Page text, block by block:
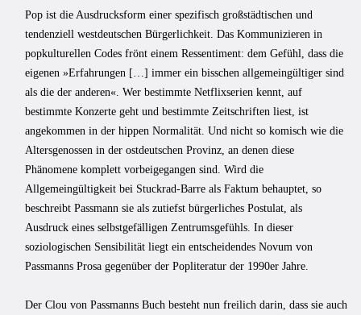
Pop ist die Ausdrucksform einer spezifisch großstädtischen und
tendenziell westdeutschen Bürgerlichkeit. Das Kommunizieren in
popkulturellen Codes frönt einem Ressentiment: dem Gefühl, dass die
eigenen »Erfahrungen […] immer ein bisschen allgemeingültiger sind
als die der anderen«. Wer bestimmte Netflixserien kennt, auf
bestimmte Konzerte geht und bestimmte Zeitschriften liest, ist
angekommen in der hippen Normalität. Und nicht so komisch wie die
Altersgenossen in der ostdeutschen Provinz, an denen diese
Phänomene komplett vorbeigegangen sind. Wird die
Allgemeingültigkeit bei Stuckrad-Barre als Faktum behauptet, so
beschreibt Passmann sie als zutiefst bürgerliches Postulat, als
Ausdruck eines selbstgefälligen Zentrumsgefühls. In dieser
soziologischen Sensibilität liegt ein entscheidendes Novum von
Passmanns Prosa gegenüber der Popliteratur der 1990er Jahre.
Der Clou von Passmanns Buch besteht nun freilich darin, dass sie auch